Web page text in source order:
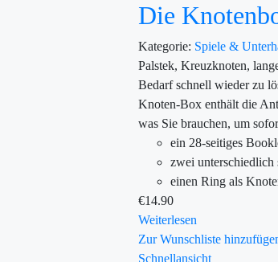
Die
Kategorie: Spiele &
Palstek, Kreuzknoten,
Bedarf schnell wieder zu
Knoten-Box enthält die
was Sie brauchen, um
ein 28-seitiges
zwei unterschiedlich
einen Ring als
€14.90
Weiterlesen
Zur Wunschliste
Schnellansicht